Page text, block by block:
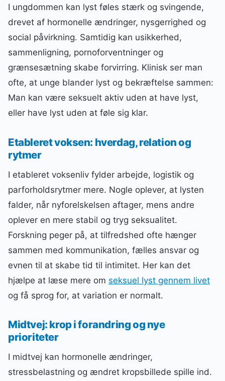
I ungdommen kan lyst føles stærk og svingende,
drevet af hormonelle ændringer, nysgerrighed og
social påvirkning. Samtidig kan usikkerhed,
sammenligning, pornoforventninger og
grænsesætning skabe forvirring. Klinisk ser man
ofte, at unge blander lyst og bekræftelse sammen:
Man kan være seksuelt aktiv uden at have lyst,
eller have lyst uden at føle sig klar.
Etableret voksen: hverdag, relation og
rytmer
I etableret voksenliv fylder arbejde, logistik og
parforholdsrytmer mere. Nogle oplever, at lysten
falder, når nyforelskelsen aftager, mens andre
oplever en mere stabil og tryg seksualitet.
Forskning peger på, at tilfredshed ofte hænger
sammen med kommunikation, fælles ansvar og
evnen til at skabe tid til intimitet. Her kan det
hjælpe at læse mere om seksuel lyst gennem livet
og få sprog for, at variation er normalt.
Midtvej: krop i forandring og nye
prioriteter
I midtvej kan hormonelle ændringer,
stressbelastning og ændret kropsbillede spille ind.